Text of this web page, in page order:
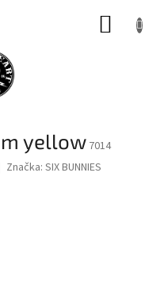
yellow 7014
Značka: SIX BUNNIES